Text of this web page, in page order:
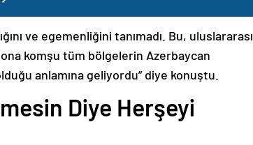
ve egemenliğini tanımadı. Bu, uluslararası
ona komşu tüm bölgelerin Azerbaycan
anlamına geliyordu” diye konuştu.
Diye Herşeyi